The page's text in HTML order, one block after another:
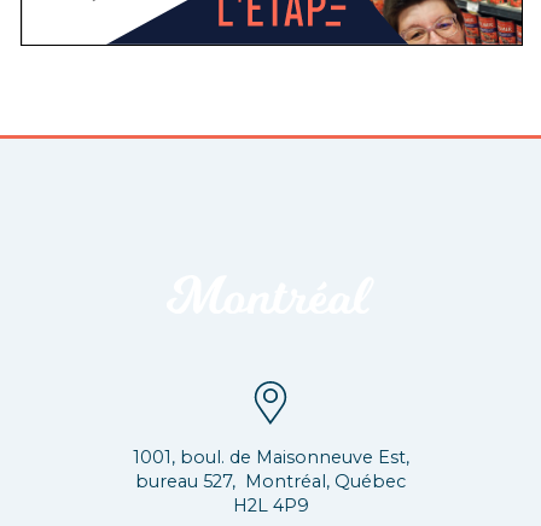
1001, boul. de Maisonneuve Est,
bureau 527, Montréal, Québec
H2L 4P9